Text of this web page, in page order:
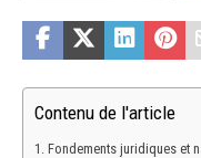
Contenu de l'article
Fondements juridiques et